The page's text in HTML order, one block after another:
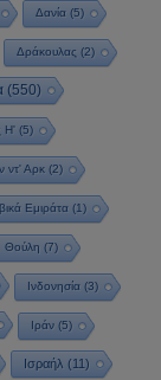
Δανία (5)
Δράκουλας (2)
(550)
Η'(5)
ντ' Αρκ (2)
Εμιράτα(1)
Θούλη (7)
Ινδονησία(3)
Ιράν (5)
Ισραήλ (11)